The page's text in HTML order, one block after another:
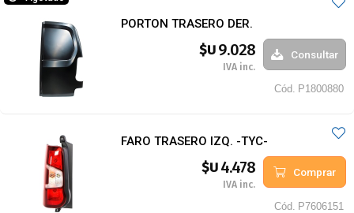
PORTON TRASERO DER.
$U9.028
IVA inc.
Consultar
Cód. P1800880
FARO TRASERO IZQ. -TYC-
$U4.478
IVA inc.
Comprar
Cód. P7606151